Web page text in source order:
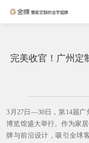
完美收官！广州定
3月27日—30日，第14届广
博览馆盛大举行。作为家
牌与前沿设计，吸引全球